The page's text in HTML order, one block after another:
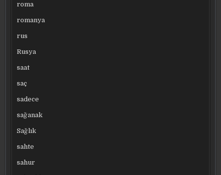
roma
romanya
rus
Rusya
saat
saç
sadece
sağanak
Sağlık
sahte
sahur